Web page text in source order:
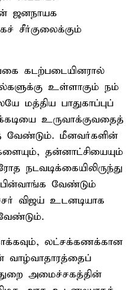
ஜனநாயக
சீர்குலைக்கும்
கடற்படையினரால்
உள்ளாகும் நம்
மத்திய பாதுகாப்புப்
உருவாக்குவதைத்
வேண்டும். மீனவர்களின்
தன்னாட்சியையும்
நடவடிக்கையிலிருந்து
வேண்டும்
விஜய் உடனடியாக
லட்சக்கணக்கான
வாழ்வாதாரத்தைப்
அமைச்சகத்தின்